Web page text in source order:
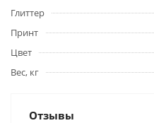
Глиттер
Принт
Цвет
Вес, кг
Отзывы